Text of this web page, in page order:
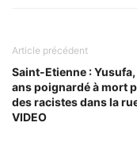
Article précédent
Saint-Etienne :
ans poignardé à mort
des racistes dans la
VIDEO